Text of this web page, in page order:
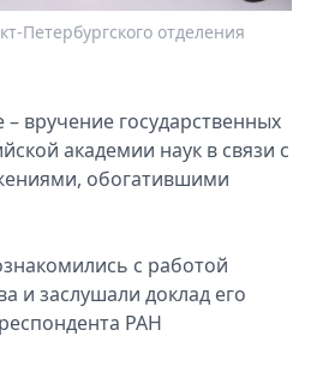
Петербургского отделения
вручение государственных
академии наук в связи с
обогатившими
с работой
и заслушали доклад его
РАН